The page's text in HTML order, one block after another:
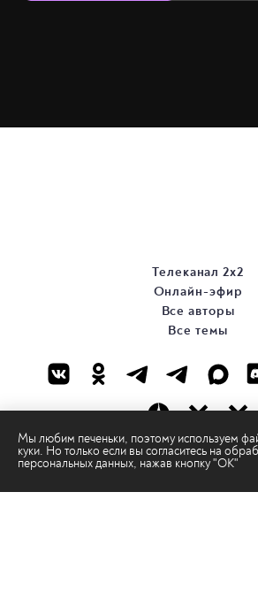
Мы любим печеньки, поэтому используем
куки. Но только если вы согласитесь на
персональных данных, нажав кнопку "ОК"
Телеканал 2х2
Онлайн-эфир
Все авторы
Все темы
© ООО «ТРК «2Х2», 2026